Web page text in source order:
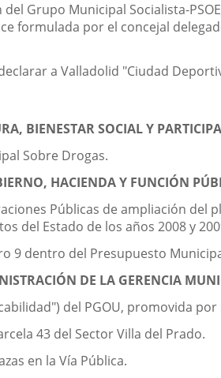
Grupo Municipal Socialista-
formulada por el concejal
a Valladolid "Ciudad
BIENESTAR SOCIAL Y
Sobre Drogas.
HACIENDA Y FUNCIÓN
Públicas de ampliación del
del Estado de los años 2008 y
9 dentro del Presupuesto
DE LA GERENCIA
del PGOU, promovida
43 del Sector Villa del Prado.
en la Vía Pública.